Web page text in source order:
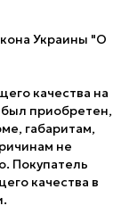
Украины "О
качества на
был приобретен,
габаритам,
не
Покупатель
качества в